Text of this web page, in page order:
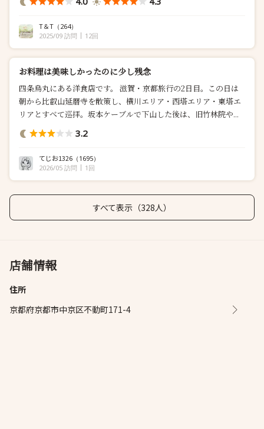
溶け込む煮込み型の独自なもの、苦みとうまみがあ...
T＆T （264）
2025/09 訪問
12回
お料理は美味しかったのに少し残念
四条烏丸にある洋食店です。 滋賀・京都旅行の2日目。この日は
朝から比叡山延暦寺を散策し、横川エリア・西塔エリア・東塔エ
リアとすべて巡拝。坂本ケーブルで下山した後は、旧竹林院や...
3.2
てじお1326 （1695）
2026/05 訪問
1回
すべて表示（328人）
店舗情報
住所
京都府京都市中京区不動町171-4